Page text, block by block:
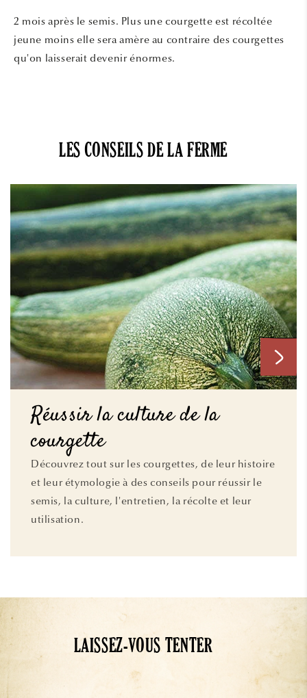
2 mois après le semis. Plus une courgette est récoltée
jeune moins elle sera amère au contraire des courgettes
qu'on laisserait devenir énormes.
LES CONSEILS DE LA FERME
Réussir la culture de la
courgette
Découvrez tout sur les courgettes, de leur histoire
et leur étymologie à des conseils pour réussir le
semis, la culture, l'entretien, la récolte et leur
utilisation.
LAISSEZ-VOUS TENTER